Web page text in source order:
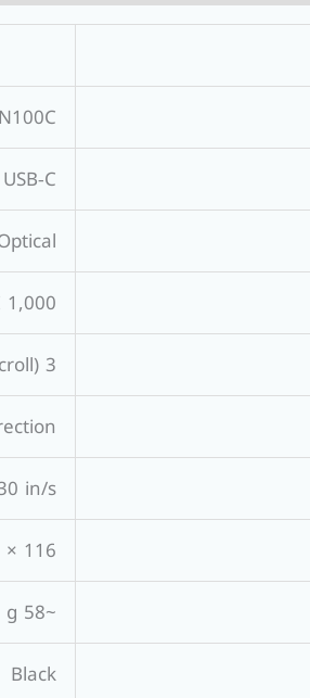
1,000 DPI
3 (Left, Right, Scroll)
in/s
116 × 61.8 × 35.6 mm
~58 g
Black